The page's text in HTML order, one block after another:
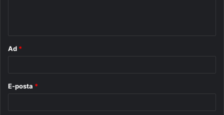
Ad *
E-posta *